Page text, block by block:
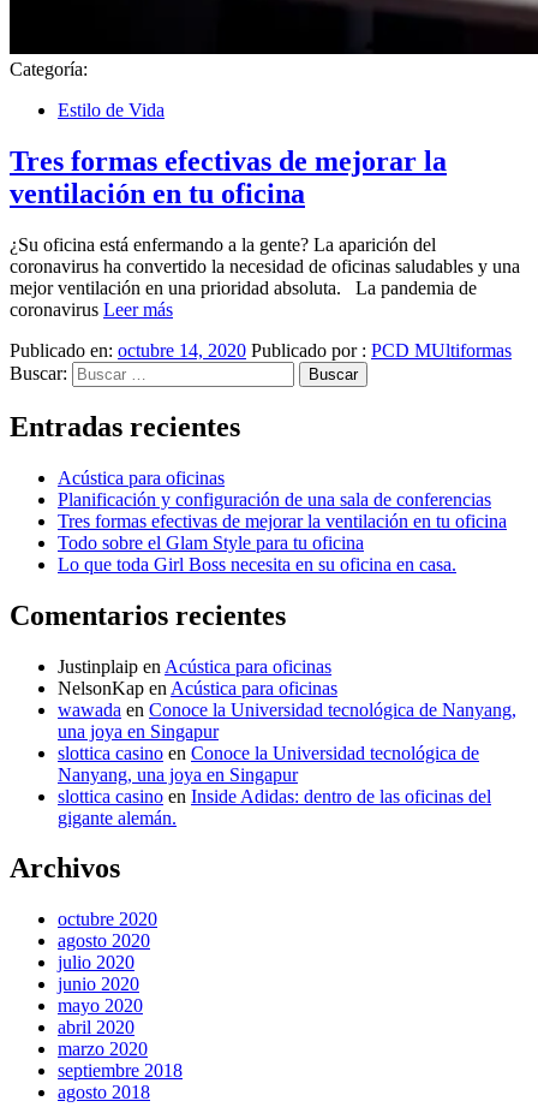
Categoría:
Estilo de Vida
Tres formas efectivas de mejorar la
ventilación en tu oficina
¿Su oficina está enfermando a la gente? La aparición del
coronavirus ha convertido la necesidad de oficinas saludables y una
mejor ventilación en una prioridad absoluta. La pandemia de
coronavirus Leer más
Publicado en: octubre 14, 2020 Publicado por : PCD MUltiformas
Buscar:
Entradas recientes
Acústica para oficinas
Planificación y configuración de una sala de conferencias
Tres formas efectivas de mejorar la ventilación en tu oficina
Todo sobre el Glam Style para tu oficina
Lo que toda Girl Boss necesita en su oficina en casa.
Comentarios recientes
Justinplaip en Acústica para oficinas
NelsonKap en Acústica para oficinas
wawada en Conoce la Universidad tecnológica de Nanyang,
una joya en Singapur
slottica casino en Conoce la Universidad tecnológica de
Nanyang, una joya en Singapur
slottica casino en Inside Adidas: dentro de las oficinas del
gigante alemán.
Archivos
octubre 2020
agosto 2020
julio 2020
junio 2020
mayo 2020
abril 2020
marzo 2020
septiembre 2018
agosto 2018